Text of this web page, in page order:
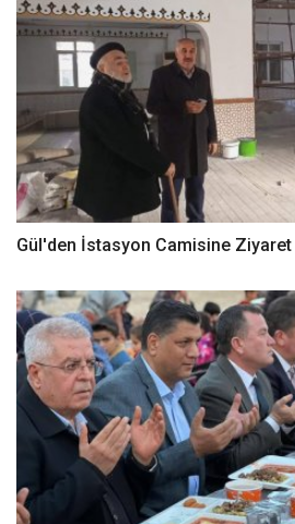
Gül'den İstasyon Camisine Ziyaret